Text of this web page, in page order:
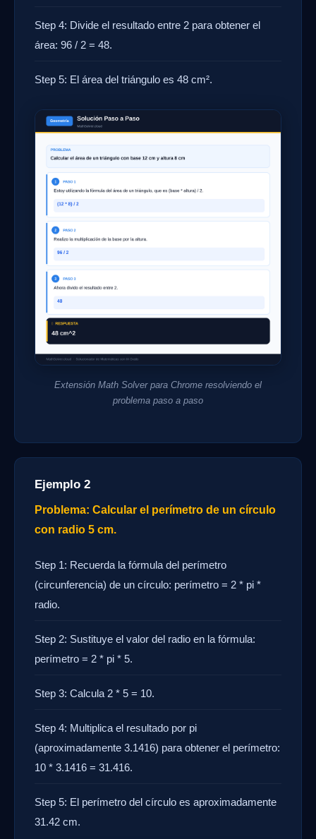
Step 4: Divide el resultado entre 2 para obtener el
área: 96 / 2 = 48.
Step 5: El área del triángulo es 48 cm².
Extensión Math Solver para Chrome resolviendo el
problema paso a paso
Ejemplo 2
Problema: Calcular el perímetro de un círculo
con radio 5 cm.
Step 1: Recuerda la fórmula del perímetro
(circunferencia) de un círculo: perímetro = 2 * pi *
radio.
Step 2: Sustituye el valor del radio en la fórmula:
perímetro = 2 * pi * 5.
Step 3: Calcula 2 * 5 = 10.
Step 4: Multiplica el resultado por pi
(aproximadamente 3.1416) para obtener el perímetro:
10 * 3.1416 = 31.416.
Step 5: El perímetro del círculo es aproximadamente
31.42 cm.